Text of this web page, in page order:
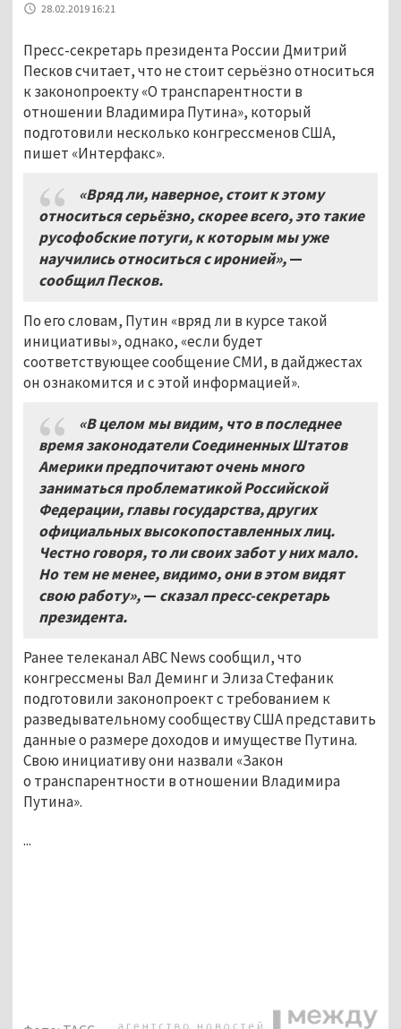
28.02.2019 16:21
Пресс-секретарь президента России Дмитрий
Песков считает, что не стоит серьёзно относиться
к законопроекту «О транспарентности в
отношении Владимира Путина», который
подготовили несколько конгрессменов США,
пишет «Интерфакс».
«Вряд ли, наверное, стоит к этому
относиться серьёзно, скорее всего, это такие
русофобские потуги, к которым мы уже
научились относиться с иронией»,—
сообщил Песков.
По его словам, Путин «вряд ли в курсе такой
инициативы», однако, «если будет
соответствующее сообщение СМИ, в дайджестах
он ознакомится и с этой информацией».
«В целом мы видим, что в последнее
время законодатели Соединенных Штатов
Америки предпочитают очень много
заниматься проблематикой Российской
Федерации, главы государства, других
официальных высокопоставленных лиц.
Честно говоря, то ли своих забот у них мало.
Но тем не менее, видимо, они в этом видят
свою работу»,— сказал пресс-секретарь
президента.
Ранее телеканал ABC News сообщил, что
конгрессмены Вал Деминг и Элиза Стефаник
подготовили законопроект с требованием к
разведывательному сообществу США представить
данные о размере доходов и имуществе Путина.
Свою инициативу они назвали «Закон
о транспарентности в отношении Владимира
Путина».
...